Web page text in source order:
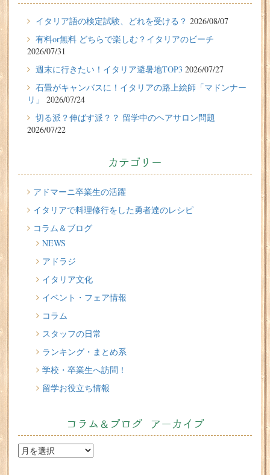
フィレンツェに1週間の語学留学をしたT.Sさん（10代、女
性）の体験談
2026/07/27
週末に行きたい！イタリア避暑地TOP3
2026/07/24
石畳がキャンバスに！イタリアの路上絵師「マドンナー
リ」
切る派？伸ばす派？？ 留学中のヘアサロン問題
2026/07/20
イタリア人はどんなジェラートを食べる？
2026/07/17
イタリアが誇る3人の天才芸術家 その傑作を見に行こう！
2026/07/16
味わってみたい！魚介の「ごった煮」 リヴォルノの
Cacciucco（カッチュッコ）
イタリア語の検定試験、どれを受ける？ 2026/08/07
有料or無料 どちらで楽しむ？イタリアのビーチ
2026/07/31
週末に行きたい！イタリア避暑地TOP3 2026/07/27
石畳がキャンバスに！イタリアの路上絵師「マドンナー
リ」
2026/07/24
切る派？伸ばす派？？ 留学中のヘアサロン問題
2026/07/22
カテゴリー
アドマーニ卒業生の活躍
イタリアで料理修行をした勇者達のレシピ
コラム＆ブログ
NEWS
アドラジ
イタリア文化
イベント・フェア情報
コラム
スタッフの日常
ランキング・まとめ系
学校・卒業生へ訪問！
留学お役立ち情報
コラム＆ブログ アーカイブ